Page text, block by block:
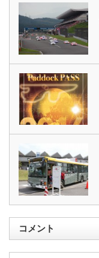
コメント